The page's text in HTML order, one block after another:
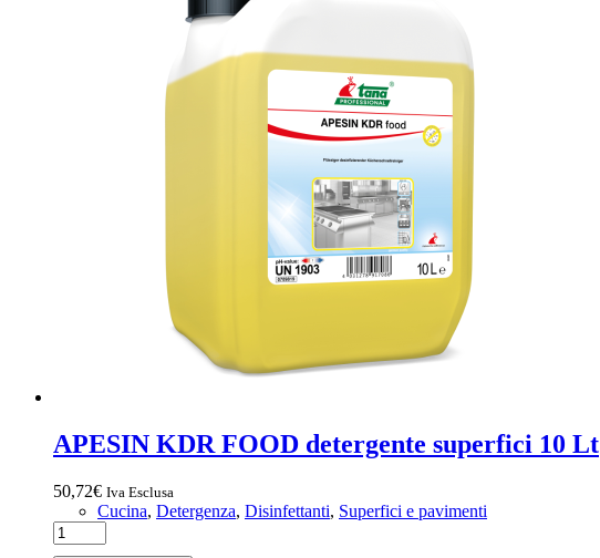
APESIN KDR FOOD detergente superfici 10 Lt
50,72€ Iva Esclusa
Cucina, Detergenza, Disinfettanti, Superfici e pavimenti